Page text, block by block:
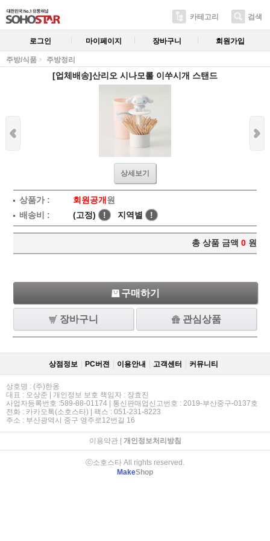
카테고리 검색
로그인 마이페이지 장바구니 회원가입
주방/식품 주방정리
[업체배송]산리오 시나모롤 이쑤시개 스탠드
상세보기
상품가 : 회원공개 원
배송비 :
(고정) ! 지역별 !
총 상품 금액 0 원
구매하기
장바구니 관심상품
상점정보 PC버젼 이용안내 고객센터 커뮤니티
상호명 : (주)한옹
대표 : 오상준 | 개인정보 보호 책임자 : 장효진
사업자등록번호 :589-88-01174 | 통신판매업신고번호 : 2019-부산중구-0137호
전화 : 카카오톡(소호스타) | 팩스 : 051-231-8223
주소 : 부산광역시 중구 영주로12번길 16
이용약관| 개인정보처리방침
ⓒ소호스타 All rights reserved.
MakeShop